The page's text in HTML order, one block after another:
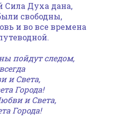
Сила Духа дана,
свободны,
и во все времена
пойдут следом,
и Света,
Города!
и Света,
Города!